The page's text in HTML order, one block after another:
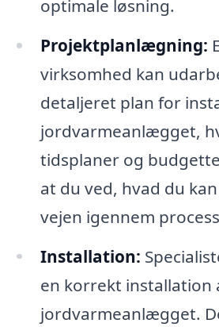
optimale løsning.
Projektplanlægning:
virksomhed kan
detaljeret plan for
jordvarmeanlægget,
tidsplaner og
at du ved, hvad du
vejen igennem
Installation:
en korrekt installation
jordvarmeanlægget.